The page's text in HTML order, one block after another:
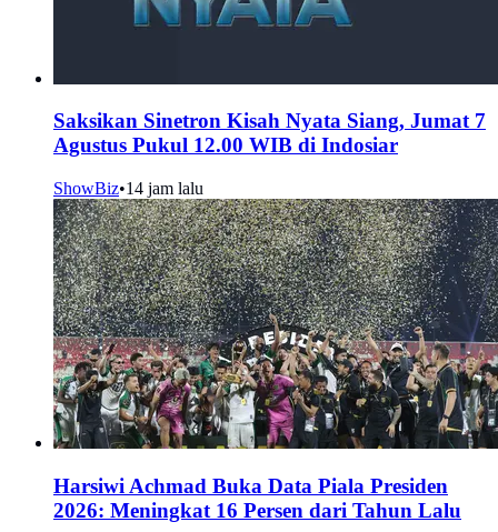
Saksikan Sinetron Kisah Nyata Siang, Jumat 7
Agustus Pukul 12.00 WIB di Indosiar
ShowBiz•14 jam lalu
Harsiwi Achmad Buka Data Piala Presiden
2026: Meningkat 16 Persen dari Tahun Lalu